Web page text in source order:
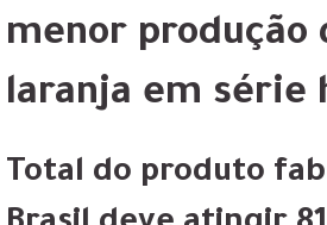
menor produção
laranja em série
Total do produto